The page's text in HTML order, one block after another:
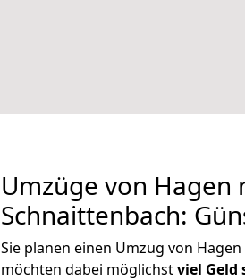
Umzüge von Hagen
Schnaittenbach:
Sie planen einen Umzug von
möchten dabei möglichstviel Geld